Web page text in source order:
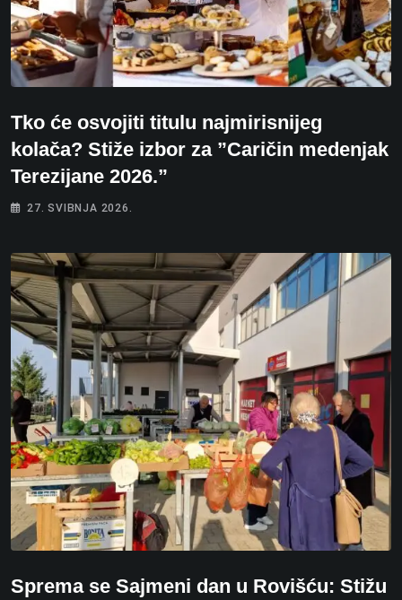
Tko će osvojiti titulu najmirisnijeg
kolača? Stiže izbor za ”Caričin medenjak
Terezijane 2026.”
27. SVIBNJA 2026.
Sprema se Sajmeni dan u Rovišću: Stižu